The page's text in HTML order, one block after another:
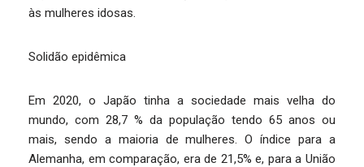
às mulheres idosas.
Solidão epidêmica
Em 2020, o Japão tinha a sociedade mais velha do
mundo, com 28,7 % da população tendo 65 anos ou
mais, sendo a maioria de mulheres. O índice para a
Alemanha, em comparação, era de 21,5% e, para a União